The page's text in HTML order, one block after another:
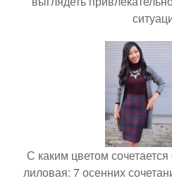
С каким цветом
лиловая: 7 осенних